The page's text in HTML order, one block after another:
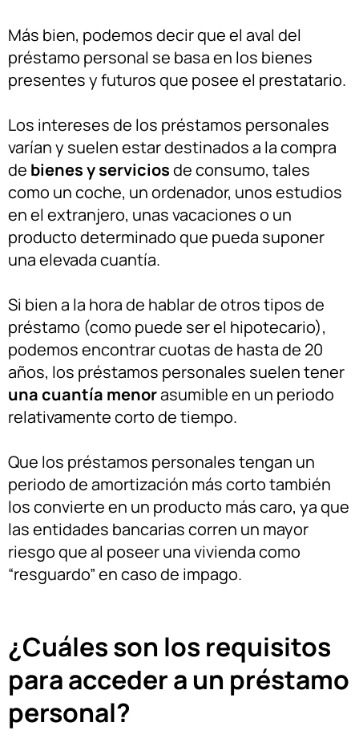
Más bien, podemos decir que el aval del
préstamo personal se basa en los bienes
presentes y futuros que posee el prestatario.
Los intereses de los préstamos personales
varían y suelen estar destinados a la compra
de bienes y serviciosde consumo, tales
como un coche, un ordenador, unos estudios
en el extranjero, unas vacaciones o un
producto determinado que pueda suponer
una elevada cuantía.
Si bien a la hora de hablar de otros tipos de
préstamo (como puede ser el hipotecario),
podemos encontrar cuotas de hasta de 20
años, los préstamos personales suelen tener
una cuantía menorasumible en un periodo
relativamente corto de tiempo.
Que los préstamos personales tengan un
periodo de amortización más corto también
los convierte en un producto más caro, ya que
las entidades bancarias corren un mayor
riesgo que al poseer una vivienda como
“resguardo” en caso de impago.
¿Cuáles son los requisitos
para acceder a un préstamo
personal?